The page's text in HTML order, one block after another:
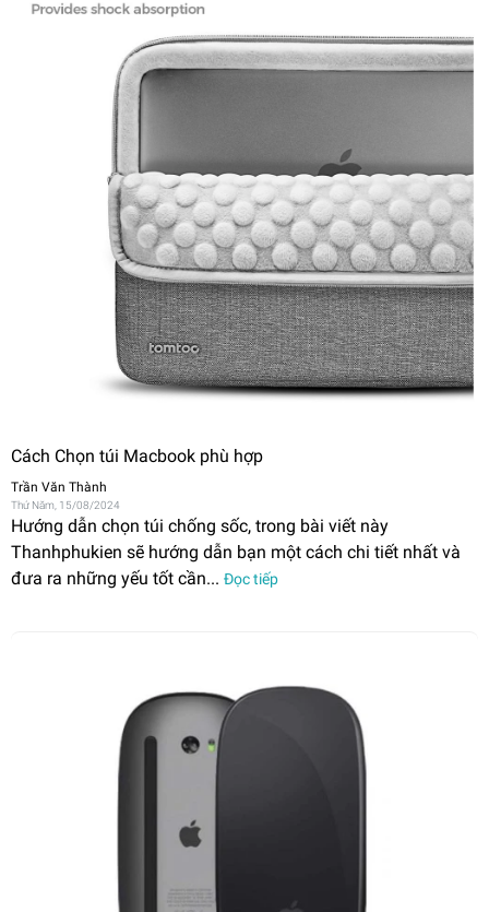
Cách Chọn túi Macbook phù hợp
Trần Văn Thành
Thứ Năm, 15/08/2024
Hướng dẫn chọn túi chống sốc, trong bài viết này
Thanhphukien sẽ hướng dẫn bạn một cách chi tiết nhất và
đưa ra những yếu tốt cần... Đọc tiếp